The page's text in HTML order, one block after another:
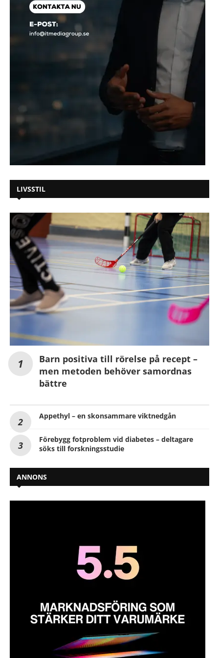
LIVSSTIL
Barn positiva till rörelse på recept –
men metoden behöver samordnas
bättre
Appethyl – en skonsammare viktnedgån
Förebygg fotproblem vid diabetes – deltagare
söks till forskningsstudie
ANNONS